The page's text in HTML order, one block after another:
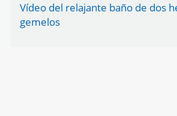
Vídeo del relajante baño de dos
gemelos